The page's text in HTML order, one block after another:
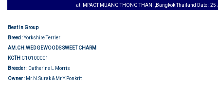
at IMPACT MUANG THONG THANI ,Bangkok Thailand Date : 25
Best in Group
Breed : Yorkshire Terrier
AM.CH.WEDGEWOODS SWEET CHARM
KCTH C10100001
Breeder: Catherine L Morris
Owner: Mr.N.Surak & Mr.Y.Ponkrit